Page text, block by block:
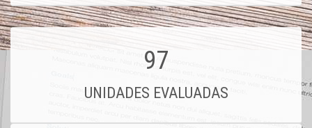
97
UNIDADES EVALUADAS